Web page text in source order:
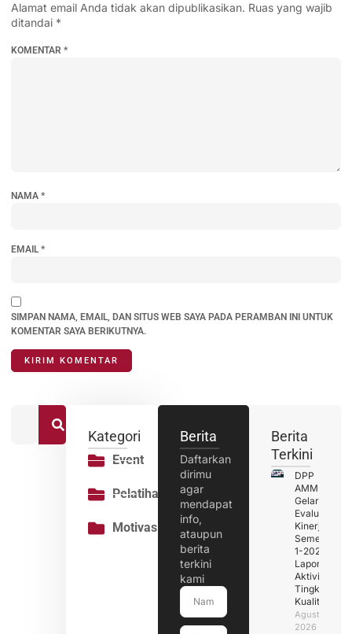
Alamat email Anda tidak akan dipublikasikan. Ruas yang wajib
ditandai *
KOMENTAR *
NAMA *
EMAIL*
SIMPAN NAMA, EMAIL, DAN SITUS WEB SAYA PADA PERAMBAN INI UNTUK
KOMENTAR SAYA BERIKUTNYA.
Kategori
Event
Pelatihan
Motivasi
Berita
Daftarkan
dirimu
agar
mendapat
info,
ataupun
berita
terkini
kami
Berita
Terkini
DPP
AMMPI
Gelar
Evaluasi
Kinerja
Semester
1-2026 :
Laporan
Aktivitas
Tingkatkan
Kualitas
Agustus 4,
2026